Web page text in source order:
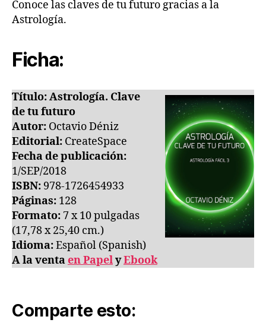
Conoce las claves de tu futuro gracias a la
Astrología.
Ficha:
Título: Astrología. Clave
de tu futuro
Autor: Octavio Déniz
Editorial: CreateSpace
Fecha de publicación:
1/SEP/2018
ISBN: 978-1726454933
Páginas: 128
Formato: 7 x 10 pulgadas
(17,78 x 25,40 cm.)
Idioma:Español (Spanish)
A la ventaen PapelyEbook
Comparte esto: